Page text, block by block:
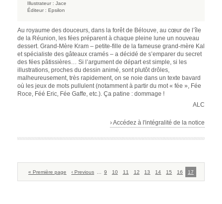
Illustrateur : Jace
Éditeur : Epsilon
Au royaume des douceurs, dans la forêt de Bélouve, au cœur de l’île
de la Réunion, les fées préparent à chaque pleine lune un nouveau
dessert. Grand-Mère Kram – petite-fille de la fameuse grand-mère Kal
et spécialiste des gâteaux cramés – a décidé de s’emparer du secret
des fées pâtissières… Si l’argument de départ est simple, si les
illustrations, proches du dessin animé, sont plutôt drôles,
malheureusement, très rapidement, on se noie dans un texte bavard
où les jeux de mots pullulent (notamment à partir du mot « fée », Fée
Roce, Féé Eric, Fée Gaffe, etc.). Ça patine : dommage !
ALC
› Accédez à l'intégralité de la notice
Pagination
Première
« Première page
Page
‹ Previous Page
9 Page
10 Page
11 Page
12 Page
13 Page
14 Page
15 Page
16
Page
17